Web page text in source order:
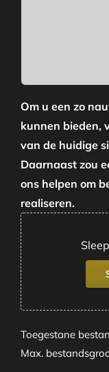
Om u een zo
kunnen bieden,
van de huidige
Daarnaast zou
ons helpen om
realiseren.
Toegestane
Max.